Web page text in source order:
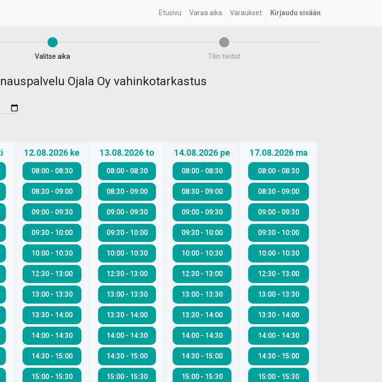
Etusivu Varaa aika Varaukset Kirjaudu sisään
Valitse aika Tilin tiedot
Ojala Oy vahinkotarkastus
12.08.2026 ke
08:00- 08:30
08:30- 09:00
09:00- 09:30
09:30- 10:00
10:00- 10:30
12:30- 13:00
13:00- 13:30
13:30- 14:00
14:00- 14:30
14:30- 15:00
15:00- 15:30
13.08.2026 to
08:00- 08:30
08:30- 09:00
09:00- 09:30
09:30- 10:00
10:00- 10:30
12:30- 13:00
13:00- 13:30
13:30- 14:00
14:00- 14:30
14:30- 15:00
15:00- 15:30
14.08.2026 pe
08:00- 08:30
08:30- 09:00
09:00- 09:30
09:30- 10:00
10:00- 10:30
12:30- 13:00
13:00- 13:30
13:30- 14:00
14:00- 14:30
14:30- 15:00
15:00- 15:30
17.08.2026 ma
08:00- 08:30
08:30- 09:00
09:00- 09:30
09:30- 10:00
10:00- 10:30
12:30- 13:00
13:00- 13:30
13:30- 14:00
14:00- 14:30
14:30- 15:00
15:00- 15:30